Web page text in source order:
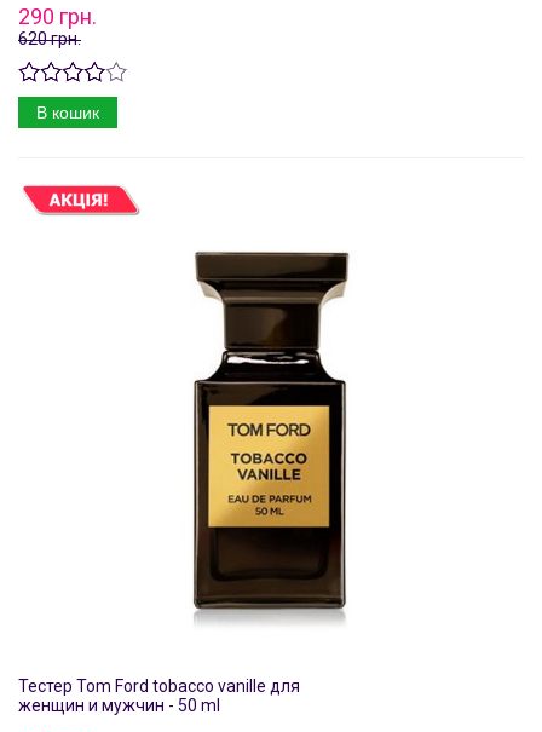
290 грн.
620 грн.
В кошик
Тестер Tom Ford tobacco vanille для
женщин и мужчин - 50 ml